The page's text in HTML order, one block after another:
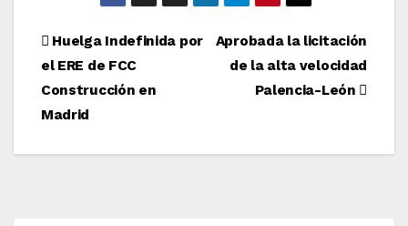
Navegación
de
entradas
Aprobada la licitación
de la alta velocidad
Palencia-León
Huelga Indefinida por
el ERE de FCC
Construcción en
Madrid